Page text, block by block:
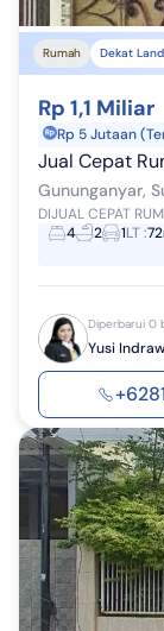
Rumah Dekat
Rp 1,1 Miliar
Rp 5 Jutaan
Jual Cepat Rumah
Gununganyar,
4
2 1LT:
Diperbarui 0
Yusi